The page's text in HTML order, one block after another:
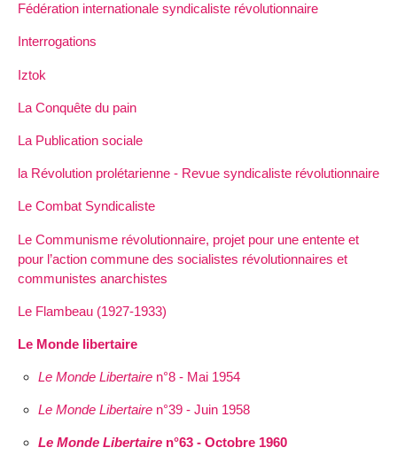
Fédération internationale syndicaliste révolutionnaire
Interrogations
Iztok
La Conquête du pain
La Publication sociale
la Révolution prolétarienne - Revue syndicaliste révolutionnaire
Le Combat Syndicaliste
Le Communisme révolutionnaire, projet pour une entente et
pour l’action commune des socialistes révolutionnaires et
communistes anarchistes
Le Flambeau (1927-1933)
Le Monde libertaire
Le Monde Libertairen°8 - Mai 1954
Le Monde Libertairen°39 - Juin 1958
Le Monde Libertairen°63 - Octobre 1960